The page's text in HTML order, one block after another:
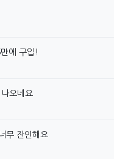
에 구입!
오네요
무 잔인해요